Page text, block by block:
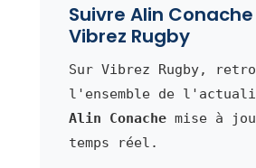
Suivre Alin
Vibrez Rugby
Sur Vibrez Rugby,
l'ensemble de
Alin Conachemise à
temps réel.